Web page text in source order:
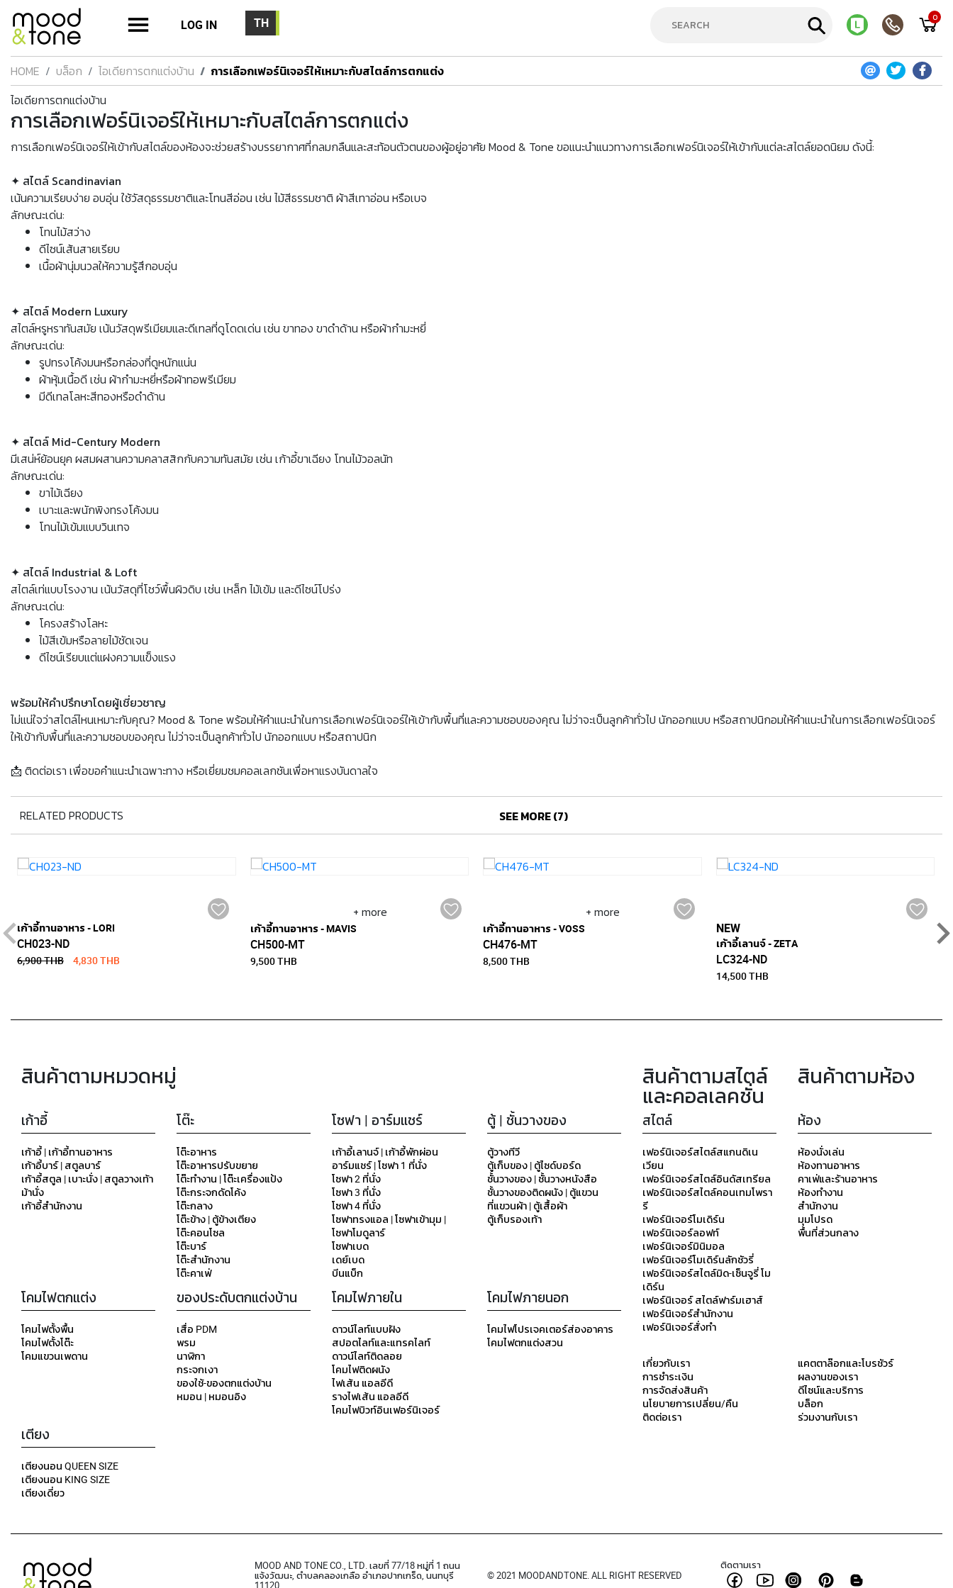
LOG IN 0
HOME บล็อก ไอเดียการตกแต่งบ้าน
การเลือกเฟอร์นิเจอร์ให้เหมาะกับสไตล์การตกแต่ง
ไอเดียการตกแต่งบ้าน
การเลือกเฟอร์นิเจอร์ให้เหมาะกับสไตล์การตกแต่ง
การเลือกเฟอร์นิเจอร์ให้เข้ากับสไตล์ของห้องจะช่วยสร้างบรรยากาศที่กลมกลืนและสะท้อนตัวตนของผู้อยู่อาศัย Mood & Tone ขอแนะนำแนวทางการเลือกเฟอร์นิเจอร์ให้เข้ากับแต่ละสไตล์ยอดนิยม ดังนี้:
✦ สไตล์ Scandinavian
เน้นความเรียบง่าย อบอุ่น ใช้วัสดุธรรมชาติและโทนสีอ่อน เช่น ไม้สีธรรมชาติ ผ้าสีเทาอ่อน หรือเบจ
ลักษณะเด่น:
โทนไม้สว่าง
ดีไซน์เส้นสายเรียบ
เนื้อผ้านุ่มนวลให้ความรู้สึกอบอุ่น
✦ สไตล์ Modern Luxury
สไตล์หรูหราทันสมัย เน้นวัสดุพรีเมียมและดีเทลที่ดูโดดเด่น เช่น ขาทอง ขาดำด้าน หรือผ้ากำมะหยี่
ลักษณะเด่น:
รูปทรงโค้งมนหรือกล่องที่ดูหนักแน่น
ผ้าหุ้มเนื้อดี เช่น ผ้ากำมะหยี่หรือผ้าทอพรีเมียม
มีดีเทลโลหะสีทองหรือดำด้าน
✦ สไตล์ Mid-Century Modern
มีเสน่ห์ย้อนยุค ผสมผสานความคลาสสิกกับความทันสมัย เช่น เก้าอี้ขาเฉียง โทนไม้วอลนัท
ลักษณะเด่น:
ขาไม้เฉียง
เบาะและพนักพิงทรงโค้งมน
โทนไม้เข้มแบบวินเทจ
✦ สไตล์ Industrial & Loft
สไตล์เท่แบบโรงงาน เน้นวัสดุที่โชว์พื้นผิวดิบ เช่น เหล็ก ไม้เข้ม และดีไซน์โปร่ง
ลักษณะเด่น:
โครงสร้างโลหะ
ไม้สีเข้มหรือลายไม้ชัดเจน
ดีไซน์เรียบแต่แฝงความแข็งแรง
พร้อมให้คำปรึกษาโดยผู้เชี่ยวชาญ
ไม่แน่ใจว่าสไตล์ไหนเหมาะกับคุณ? Mood & Tone พร้อมให้คำแนะนำในการเลือกเฟอร์นิเจอร์ให้เข้ากับพื้นที่และความชอบของคุณ ไม่ว่าจะเป็นลูกค้าทั่วไป นักออกแบบ หรือสถาปนิกอมให้คำแนะนำในการเลือกเฟอร์นิเจอร์
ให้เข้ากับพื้นที่และความชอบของคุณ ไม่ว่าจะเป็นลูกค้าทั่วไป นักออกแบบ หรือสถาปนิก
📩 ติดต่อเรา เพื่อขอคำแนะนำเฉพาะทาง หรือเยี่ยมชมคอลเลกชันเพื่อหาแรงบันดาลใจ
RELATED PRODUCTS SEE MORE (7)
เก้าอี้ทานอาหาร - LORI
CH023-ND
6,900 THB 4,830 THB
+ more
เก้าอี้ทานอาหาร - MAVIS
CH500-MT
9,500 THB
+ more
เก้าอี้ทานอาหาร - VOSS
CH476-MT
8,500 THB
NEW
เก้าอี้เลานจ์ - ZETA
LC324-ND
14,500 THB
สินค้าตามหมวดหมู่
เก้าอี้
เก้าอี้ | เก้าอี้ทานอาหาร
เก้าอี้บาร์ | สตูลบาร์
เก้าอี้สตูล | เบาะนั่ง | สตูลวางเท้า
ม้านั่ง
เก้าอี้สำนักงาน
โต๊ะ
โต๊ะอาหาร
โต๊ะอาหารปรับขยาย
โต๊ะทำงาน | โต๊ะเครื่องแป้ง
โต๊ะกระจกดัดโค้ง
โต๊ะกลาง
โต๊ะข้าง | ตู้ข้างเตียง
โต๊ะคอนโซล
โต๊ะบาร์
โต๊ะสำนักงาน
โต๊ะคาเฟ่
โซฟา | อาร์มแชร์
เก้าอี้เลานจ์ | เก้าอี้พักผ่อน
อาร์มแชร์ | โซฟา 1 ที่นั่ง
โซฟา 2 ที่นั่ง
โซฟา 3 ที่นั่ง
โซฟา 4 ที่นั่ง
โซฟาทรงแอล | โซฟาเข้ามุม |
โซฟาโมดูลาร์
โซฟาเบด
เดย์เบด
บีนแบ็ก
ตู้ | ชั้นวางของ
ตู้วางทีวี
ตู้เก็บของ | ตู้ไซด์บอร์ด
ชั้นวางของ | ชั้นวางหนังสือ
ชั้นวางของติดผนัง | ตู้แขวน
ที่แขวนผ้า | ตู้เสื้อผ้า
ตู้เก็บรองเท้า
โคมไฟตกแต่ง
โคมไฟตั้งพื้น
โคมไฟตั้งโต๊ะ
โคมแขวนเพดาน
ของประดับตกแต่งบ้าน
เสื่อ PDM
พรม
นาฬิกา
กระจกเงา
ของใช้-ของตกแต่งบ้าน
หมอน | หมอนอิง
โคมไฟภายใน
ดาวน์ไลท์แบบฝัง
สปอตไลท์และแทรคไลท์
ดาวน์ไลท์ติดลอย
โคมไฟติดผนัง
ไฟเส้น แอลอีดี
รางไฟเส้น แอลอีดี
โคมไฟบิวท์อินเฟอร์นิเจอร์
โคมไฟภายนอก
โคมไฟโปรเจคเตอร์ส่องอาคาร
โคมไฟตกแต่งสวน
เตียง
เตียงนอน QUEEN SIZE
เตียงนอน KING SIZE
เตียงเดี่ยว
สินค้าตามสไตล์
และคอลเลคชั่น
สไตล์
เฟอร์นิเจอร์สไตล์สแกนดิเน
เวียน
เฟอร์นิเจอร์สไตล์อินดัสเทรียล
เฟอร์นิเจอร์สไตล์คอนเทมโพรา
รี
เฟอร์นิเจอร์โมเดิร์น
เฟอร์นิเจอร์ลอฟท์
เฟอร์นิเจอร์มินิมอล
เฟอร์นิเจอร์โมเดิร์นลักชัวรี่
เฟอร์นิเจอร์สไตล์มิด-เซ็นจูรี่ โม
เดิร์น
เฟอร์นิเจอร์ สไตล์ฟาร์มเฮาส์
เฟอร์นิเจอร์สำนักงาน
เฟอร์นิเจอร์สั่งทำ
สินค้าตามห้อง
ห้อง
ห้องนั่งเล่น
ห้องทานอาหาร
คาเฟ่และร้านอาหาร
ห้องทำงาน
สำนักงาน
มุมโปรด
พื้นที่ส่วนกลาง
เกี่ยวกับเรา
การชำระเงิน
การจัดส่งสินค้า
นโยบายการเปลี่ยน/คืน
ติดต่อเรา
แคตตาล๊อกและโบรชัวร์
ผลงานของเรา
ดีไซน์และบริการ
บล็อก
ร่วมงานกับเรา
MOOD AND TONE CO., LTD. เลขที่ 77/18 หมู่ที่ 1 ถนน
แจ้งวัฒนะ, ตำบลคลองเกลือ อำเภอปากเกร็ด, นนทบุรี
11120
© 2021 MOODANDTONE. ALL RIGHT RESERVED
ติดตามเรา